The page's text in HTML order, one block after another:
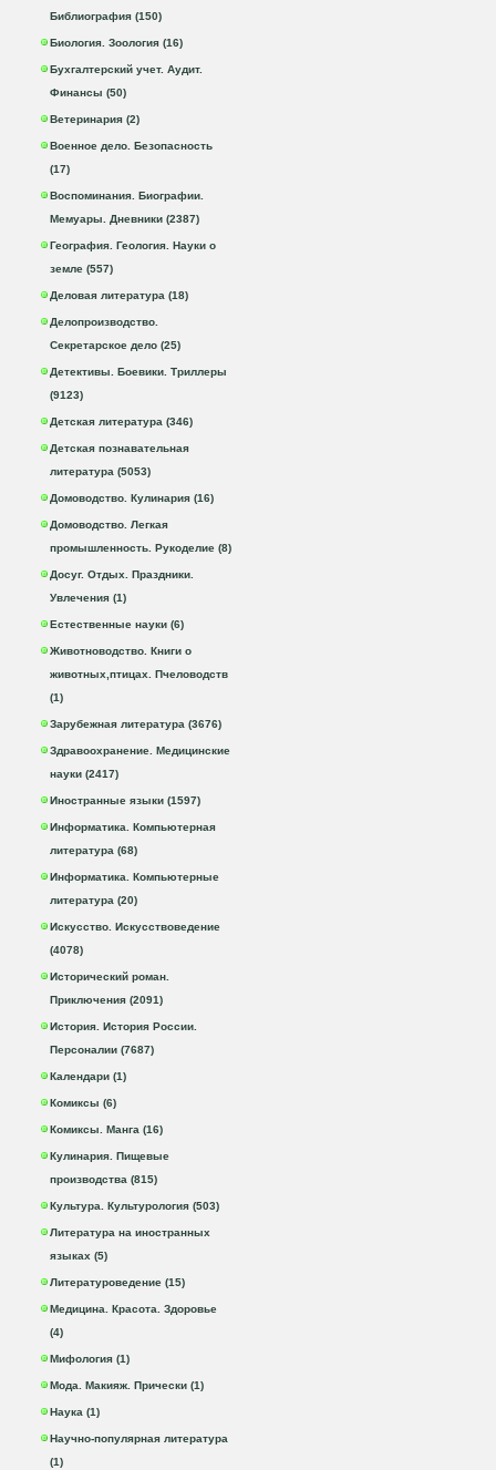
Библиография (150)
Биология. Зоология (16)
Бухгалтерский учет. Аудит.
Финансы (50)
Ветеринария (2)
Военное дело. Безопасность
(17)
Воспоминания. Биографии.
Мемуары. Дневники (2387)
География. Геология. Науки о
земле (557)
Деловая литература (18)
Делопроизводство.
Секретарское дело (25)
Детективы. Боевики. Триллеры
(9123)
Детская литература (346)
Детская познавательная
литература (5053)
Домоводство. Кулинария (16)
Домоводство. Легкая
промышленность. Рукоделие (8)
Досуг. Отдых. Праздники.
Увлечения (1)
Естественные науки (6)
Животноводство. Книги о
животных,птицах. Пчеловодств
(1)
Зарубежная литература (3676)
Здравоохранение. Медицинские
науки (2417)
Иностранные языки (1597)
Информатика. Компьютерная
литература (68)
Информатика. Компьютерные
литература (20)
Искусство. Искусствоведение
(4078)
Исторический роман.
Приключения (2091)
История. История России.
Персоналии (7687)
Календари (1)
Комиксы (6)
Комиксы. Манга (16)
Кулинария. Пищевые
производства (815)
Культура. Культурология (503)
Литература на иностранных
языках (5)
Литературоведение (15)
Медицина. Красота. Здоровье
(4)
Мифология (1)
Мода. Макияж. Прически (1)
Наука (1)
Научно-популярная литература
(1)